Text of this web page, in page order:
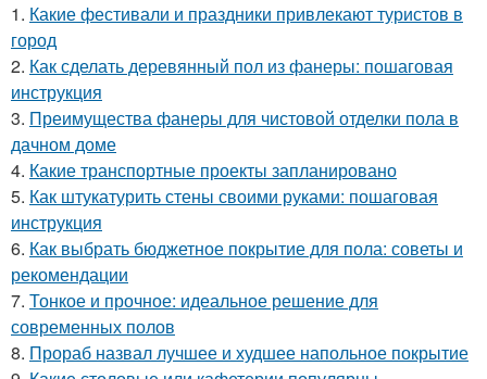
1. Какие фестивали и праздники привлекают туристов в
город
2. Как сделать деревянный пол из фанеры: пошаговая
инструкция
3. Преимущества фанеры для чистовой отделки пола в
дачном доме
4. Какие транспортные проекты запланировано
5. Как штукатурить стены своими руками: пошаговая
инструкция
6. Как выбрать бюджетное покрытие для пола: советы и
рекомендации
7. Тонкое и прочное: идеальное решение для
современных полов
8. Прораб назвал лучшее и худшее напольное покрытие